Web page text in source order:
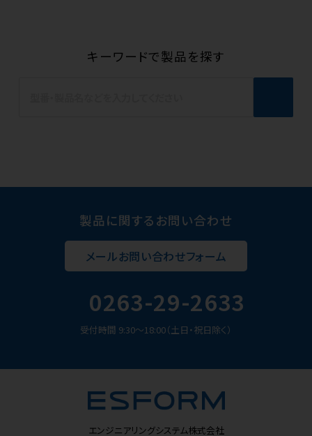
キーワードで製品を探す
製品に関するお問い合わせ
メールお問い合わせフォーム
0263-29-2633
受付時間 9:30～18:00（土日・祝日除く）
エンジニアリングシステム株式会社